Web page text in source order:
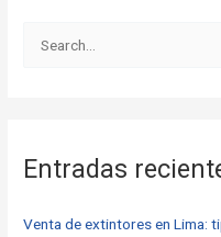
a
p
Entradas
Venta de extintores en Lima: